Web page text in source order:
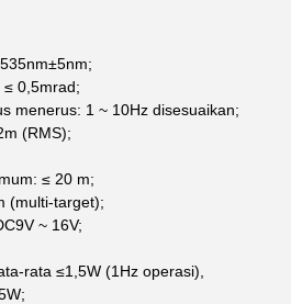
≤ 0,5mrad;
menerus: 1 ~ 10Hz disesuaikan;
(RMS);
≤ 20 m;
(multi-target);
~ 16V;
rata ≤1,5W (1Hz operasi),